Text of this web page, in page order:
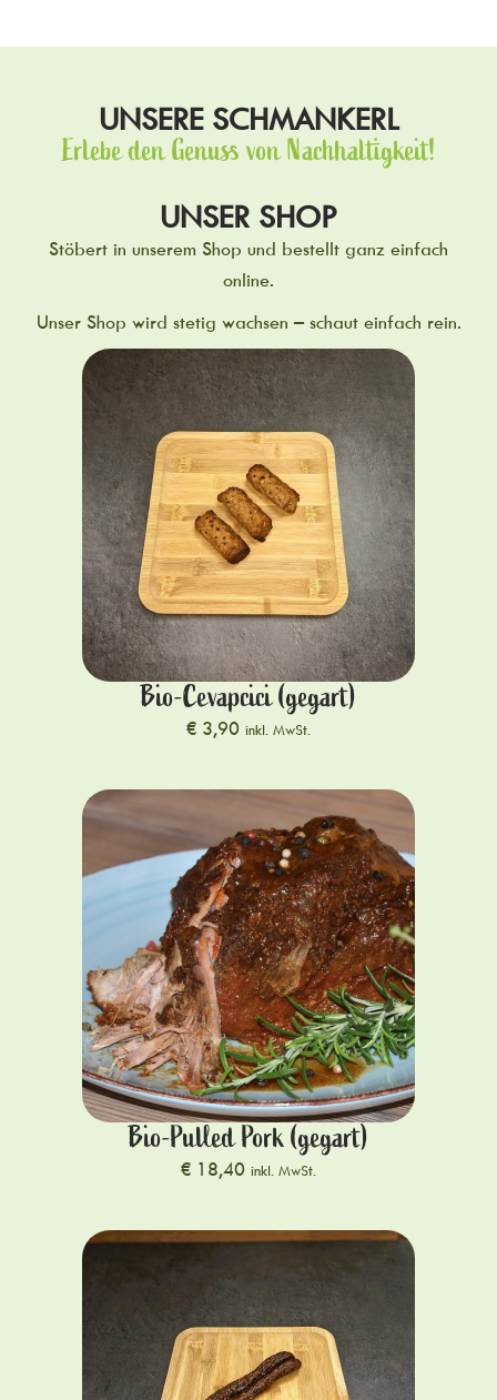
UNSERE SCHMANKERL
Erlebe den Genuss von Nachhaltigkeit!
UNSER SHOP
Stöbert in unserem Shop und bestellt ganz einfach
online.
Unser Shop wird stetig wachsen – schaut einfach rein.
Bio-Cevapcici (gegart)
€ 3,90 inkl. MwSt.
Bio-Pulled Pork (gegart)
€ 18,40 inkl. MwSt.